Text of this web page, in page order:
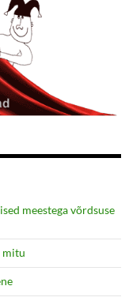
meestega võrdsuse
mitu